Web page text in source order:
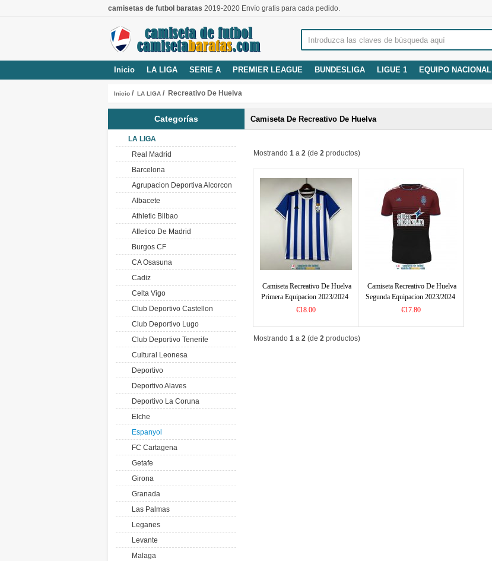
camisetas de futbol baratas 2019-2020 Envío gratis para cada pedido.
Inicio LA LIGA SERIE A PREMIER LEAGUE BUNDESLIGA LIGUE 1 EQUIPO NACIONAL
Inicio / LA LIGA / Recreativo De Huelva
Categorías
LA LIGA
Real Madrid
Barcelona
Agrupacion Deportiva Alcorcon
Albacete
Athletic Bilbao
Atletico De Madrid
Burgos CF
CA Osasuna
Cadiz
Celta Vigo
Club Deportivo Castellon
Club Deportivo Lugo
Club Deportivo Tenerife
Cultural Leonesa
Deportivo
Deportivo Alaves
Deportivo La Coruna
Elche
Espanyol
FC Cartagena
Getafe
Girona
Granada
Las Palmas
Leganes
Levante
Malaga
Camiseta De Recreativo De Huelva
Mostrando 1 a 2 (de 2 productos)
Camiseta Recreativo De Huelva
Primera Equipacion 2023/2024
€18.00
Camiseta Recreativo De Huelva
Segunda Equipacion 2023/2024
€17.80
Mostrando 1 a 2 (de 2 productos)